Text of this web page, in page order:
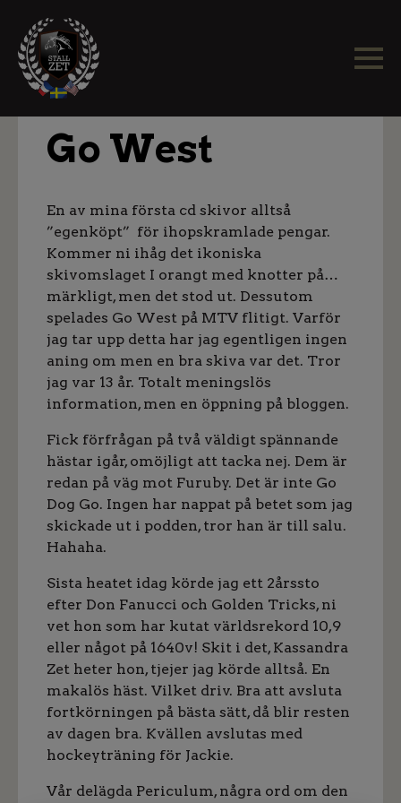
Go West
En av mina första cd skivor alltså
”egenköpt” för ihopskramlade pengar.
Kommer ni ihåg det ikoniska
skivomslaget I orangt med knotter på…
märkligt, men det stod ut. Dessutom
spelades Go West på MTV flitigt. Varför
jag tar upp detta har jag egentligen ingen
aning om men en bra skiva var det. Tror
jag var 13 år. Totalt meningslös
information, men en öppning på bloggen.
Fick förfrågan på två väldigt spännande
hästar igår, omöjligt att tacka nej. Dem är
redan på väg mot Furuby. Det är inte Go
Dog Go. Ingen har nappat på betet som jag
skickade ut i podden, tror han är till salu.
Hahaha.
Sista heatet idag körde jag ett 2årssto
efter Don Fanucci och Golden Tricks, ni
vet hon som har kutat världsrekord 10,9
eller något på 1640v! Skit i det, Kassandra
Zet heter hon, tjejer jag körde alltså. En
makalös häst. Vilket driv. Bra att avsluta
fortkörningen på bästa sätt, då blir resten
av dagen bra. Kvällen avslutas med
hockeyträning för Jackie.
Vår delägda Periculum, några ord om den